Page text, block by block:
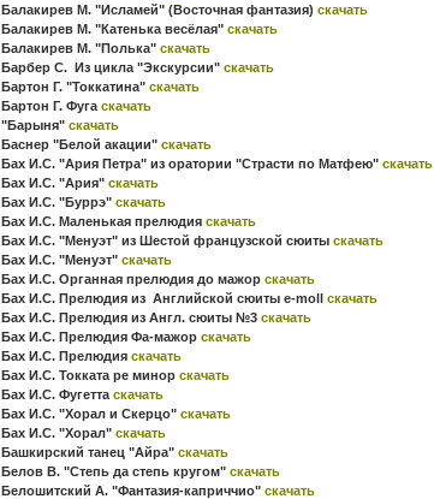
Балакирев М. "Исламей" (Восточная фантазия) скачать
Балакирев М. "Катенька весёлая" скачать
Балакирев М. "Полька" скачать
Барбер С. Из цикла "Экскурсии" скачать
Бартон Г. "Токкатина" скачать
Бартон Г. Фуга скачать
"Барыня" скачать
Баснер "Белой акации" скачать
Бах И.С. "Ария Петра" из оратории "Страсти по Матфею" скачать
Бах И.С. "Ария" скачать
Бах И.С. "Буррэ" скачать
Бах И.С. Маленькая прелюдия скачать
Бах И.С. "Менуэт" из Шестой французской сюиты скачать
Бах И.С. "Менуэт" скачать
Бах И.С. Органная прелюдия до мажор скачать
Бах И.С. Прелюдия из Английской сюиты e-moll скачать
Бах И.С. Прелюдия из Англ. сюиты №3 скачать
Бах И.С. Прелюдия Фа-мажор скачать
Бах И.С. Прелюдия скачать
Бах И.С. Токката ре минор скачать
Бах И.С. Фугетта скачать
Бах И.С. "Хорал и Скерцо" скачать
Бах И.С. "Хорал" скачать
Башкирский танец "Айра" скачать
Белов В. "Степь да степь кругом" скачать
Белошитский А. "Фантазия-каприччио" скачать